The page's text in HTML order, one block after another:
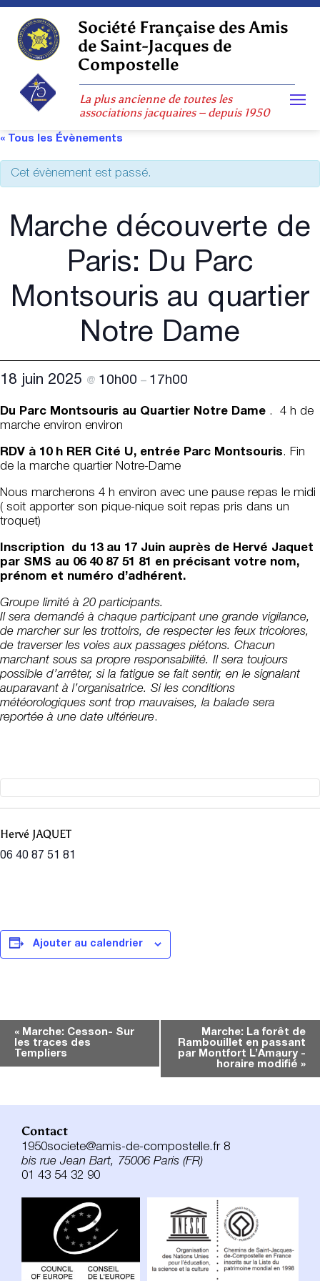
Skip
content
Société Française des Amis
de Saint-Jacques de
Compostelle
La plus ancienne de toutes les
associations jacquaires – depuis 1950
« Tous les Évènements
Cet évènement est passé.
Marche découverte de
Paris: Du Parc
Montsouris au quartier
Notre Dame
18 juin 2025 @ 10h00 – 17h00
Du Parc Montsouris au Quartier Notre Dame . 4 h de
marche environ environ
RDV à 10 h RER Cité U, entrée Parc Montsouris. Fin
de la marche quartier Notre-Dame
Nous marcherons 4 h environ avec une pause repas le midi
( soit apporter son pique-nique soit repas pris dans un
troquet)
Inscription du 13 au 17 Juin auprès de Hervé Jaquet
par SMS au 06 40 87 51 81 en précisant votre nom,
prénom et numéro d’adhérent.
Groupe limité à 20 participants.
Il sera demandé à chaque participant une grande vigilance,
de marcher sur les trottoirs, de respecter les feux tricolores,
de traverser les voies aux passages piétons. Chacun
marchant sous sa propre responsabilité. Il sera toujours
possible d’arrêter, si la fatigue se fait sentir, en le signalant
auparavant à l’organisatrice. Si les conditions
météorologiques sont trop mauvaises, la balade sera
reportée à une date ultérieure.
Hervé JAQUET
06 40 87 51 81
Ajouter au calendrier
Navigation
Évènement
« Marche: Cesson- Sur
les traces des
Templiers
Marche: La forêt de
Rambouillet en passant
par Montfort L’Amaury -
horaire modifié »
Contact
1950societe@amis-de-compostelle.fr 8
bis rue Jean Bart, 75006 Paris (FR)
01 43 54 32 90